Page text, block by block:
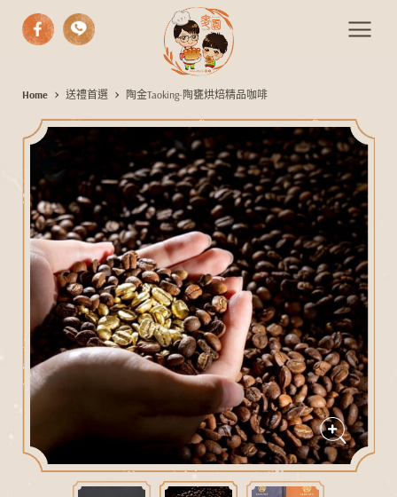
陶
金
a
o
k
i
n
g
-
陶
甕
焙
品
手作麵包
期間限定
伴手禮
活動餐會
最新消息
聯絡我們
Home 送禮首選 陶金Taoking-陶甕烘焙精品咖啡